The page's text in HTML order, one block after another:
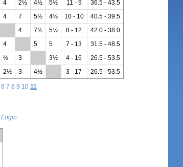
4 2½ 4½ 5½ 11 - 9
36.5 - 43.5
4 7 5½ 4½ 10 - 10
40.5 - 39.5
4 7½ 5½ 8 - 12
42.0 - 38.0
4 5 5 7 - 13
31.5 - 48.5
½ 3 3½ 4 - 16
26.5 - 53.5
2½ 3 4½ 3 - 17 26.5 - 53.5
6 7 8 9 10 11
Login